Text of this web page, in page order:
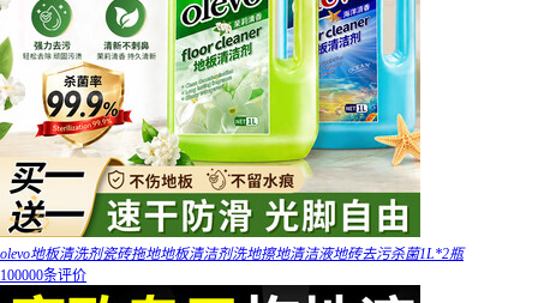
olevo地板清洗剂瓷砖拖地地板清洁剂洗地擦地清洁液地砖去污杀菌1L*2瓶
100000条评价